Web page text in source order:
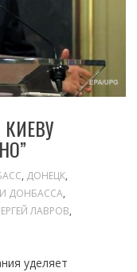
, ДОНЕЦК,
ДОНБАССА,
ЛАВРОВ,
уделяет